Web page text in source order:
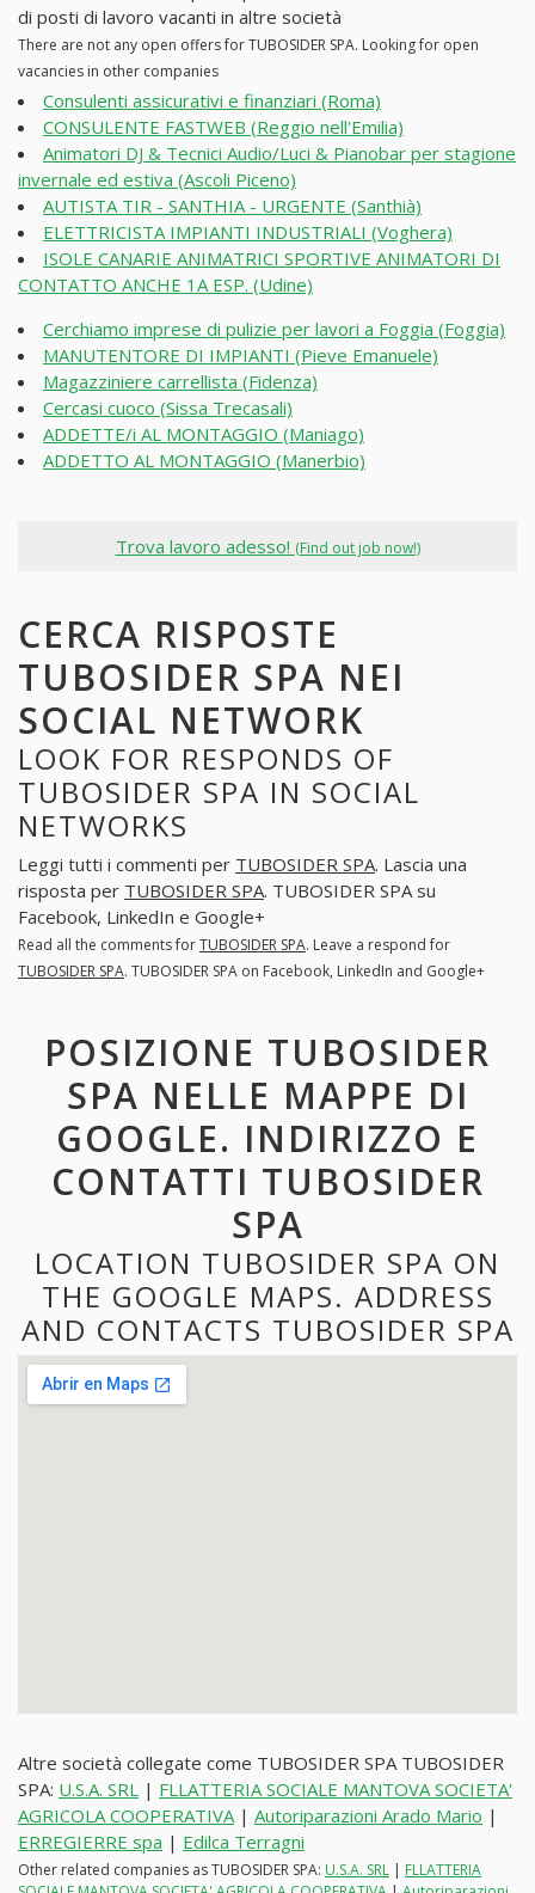
di posti di lavoro vacanti in altre società
There are not any open offers for TUBOSIDER SPA. Looking for open
vacancies in other companies
Consulenti assicurativi e finanziari (Roma)
CONSULENTE FASTWEB (Reggio nell'Emilia)
Animatori DJ & Tecnici Audio/Luci & Pianobar per stagione
invernale ed estiva (Ascoli Piceno)
AUTISTA TIR - SANTHIA - URGENTE (Santhià)
ELETTRICISTA IMPIANTI INDUSTRIALI (Voghera)
ISOLE CANARIE ANIMATRICI SPORTIVE ANIMATORI DI
CONTATTO ANCHE 1A ESP. (Udine)
Cerchiamo imprese di pulizie per lavori a Foggia (Foggia)
MANUTENTORE DI IMPIANTI (Pieve Emanuele)
Magazziniere carrellista (Fidenza)
Cercasi cuoco (Sissa Trecasali)
ADDETTE/i AL MONTAGGIO (Maniago)
ADDETTO AL MONTAGGIO (Manerbio)
Trova lavoro adesso! (Find out job now!)
CERCA RISPOSTE
TUBOSIDER SPA NEI
SOCIAL NETWORK
LOOK FOR RESPONDS OF
TUBOSIDER SPA IN SOCIAL
NETWORKS
Leggi tutti i commenti per TUBOSIDER SPA. Lascia una
risposta per TUBOSIDER SPA. TUBOSIDER SPA su
Facebook, LinkedIn e Google+
Read all the comments forTUBOSIDER SPA. Leave a respond for
TUBOSIDER SPA. TUBOSIDER SPA on Facebook, LinkedIn and Google+
POSIZIONE TUBOSIDER
SPA NELLE MAPPE DI
GOOGLE. INDIRIZZO E
CONTATTI TUBOSIDER
SPA
LOCATION TUBOSIDER SPA ON
THE GOOGLE MAPS. ADDRESS
AND CONTACTS TUBOSIDER SPA
Altre società collegate come TUBOSIDER SPA TUBOSIDER
SPA: U.S.A. SRL | FLLATTERIA SOCIALE MANTOVA SOCIETA'
AGRICOLA COOPERATIVA| Autoriparazioni Arado Mario |
ERREGIERRE spa | Edilca Terragni
Other related companies as TUBOSIDER SPA: U.S.A. SRL | FLLATTERIA